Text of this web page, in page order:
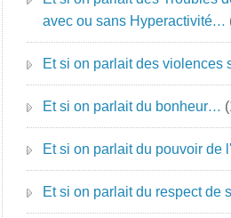
avec ou sans Hyperactivité…
Et si on parlait des
Et si on parlait du bonheur…
Et si on parlait du pouvoir de
Et si on parlait du respect de